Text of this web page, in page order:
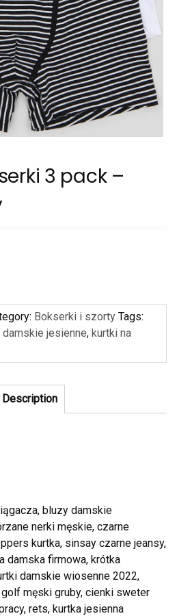
3 pack –
Bokserki i szorty Tags:
damskie jesienne, kurtki na
Description
bluzy damskie
nerki męskie, czarne
kurtka, sinsay czarne jeansy,
damska firmowa, krótka
damskie wiosenne 2022,
męski gruby, cienki sweter
rets, kurtka jesienna